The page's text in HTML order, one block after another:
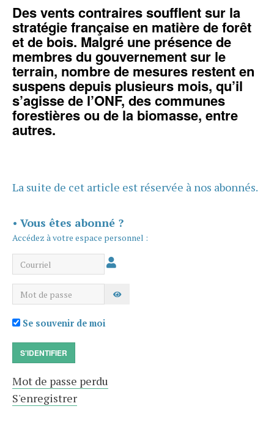
Des vents contraires soufflent sur la
stratégie française en matière de forêt
et de bois. Malgré une présence de
membres du gouvernement sur le
terrain, nombre de mesures restent en
suspens depuis plusieurs mois, qu’il
s’agisse de l’ONF, des communes
forestières ou de la biomasse, entre
autres.
La suite de cet article est réservée à nos abonnés.
• Vous êtes abonné ?
Accédez à votre espace personnel :
Courriel
Mot de passe AFFICHER LE MOT DE PASSE
Se souvenir de moi
S'IDENTIFIER
Mot de passe perdu
S'enregistrer